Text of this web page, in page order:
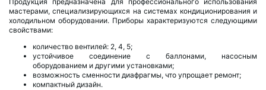
мастерами, специализирующихся на системах кондиционирования и
холодильном оборудовании. Приборы характеризуются следующими
свойствами:
количество вентилей: 2, 4, 5;
устойчивое соединение с баллонами, насосным
оборудованием и другими установками;
возможность сменности диафрагмы, что упрощает ремонт;
компактный дизайн.